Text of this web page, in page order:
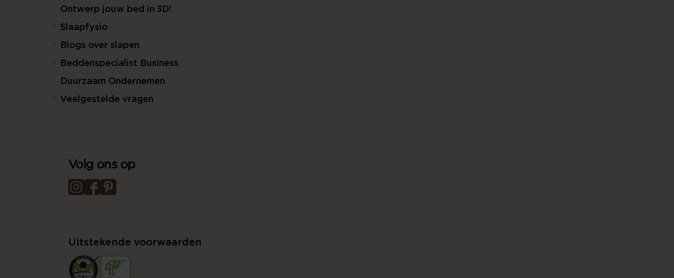
Ontwerp jouw bed in 3D!
Slaapfysio
Blogs over slapen
Beddenspecialist Business
Duurzaam Ondernemen
Veelgestelde vragen
Volg ons op
Uitstekende voorwaarden